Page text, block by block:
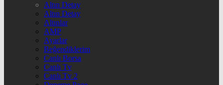
Altın Detay
Altın Detay
Altınlar
AMP
Ayarlar
Beğendiklerim
Canlı Borsa
Canlı Tv
Canlı Tv 2